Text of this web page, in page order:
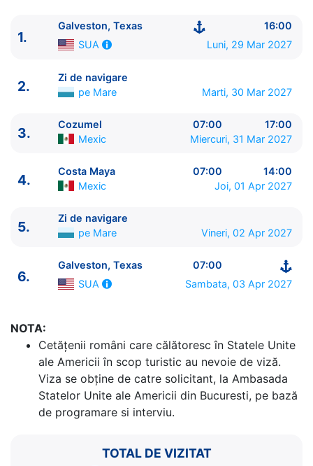
Royal Caribbean International
ITINERARIU
Ziua | Portul | Sosire - Plecare
----------------------------------------
1. Galveston, Texas
⚓ - 16:00
Zi de navigare
4. Costa Maya
5.
Zi de navigare pe Mare 0:00 - 0:00
Galveston, Texas SUA 07:00 - ⚓
1.
Galveston, Texas
16:00
SUA
Luni, 29 Mar 2027
2.
Zi de navigare
pe Mare
Marti, 30 Mar 2027
3.
Cozumel 07:00
17:00
Mexic
Miercuri, 31 Mar 2027
4.
Costa Maya 07:00
14:00
Mexic
Joi, 01 Apr 2027
5.
Zi de navigare
pe Mare
Vineri, 02 Apr 2027
6.
Galveston, Texas
07:00
SUA
Sambata, 03 Apr 2027
NOTA:
Cetăţenii români care călătoresc în Statele Unite
ale Americii în scop turistic au nevoie de viză.
Viza se obține de catre solicitant, la Ambasada
Statelor Unite ale Americii din Bucuresti, pe bază
de programare si interviu.
TOTAL DE VIZITAT